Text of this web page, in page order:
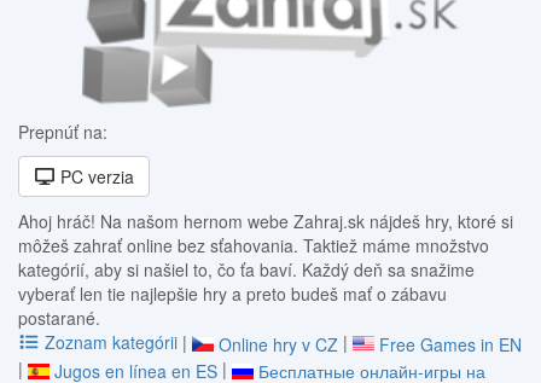
Prepnúť na:
PC verzia
Ahoj hráč! Na našom hernom webe Zahraj.sk nájdeš hry, ktoré si
môžeš zahrať online bez sťahovania. Taktiež máme množstvo
kategórií, aby si našiel to, čo ťa baví. Každý deň sa snažime
vyberať len tie najlepšie hry a preto budeš mať o zábavu
postarané.
Zoznam kategórii | Online hry v CZ |
Free Games in EN
|
Jugos en línea en ES | Бесплатные онлайн-игры на